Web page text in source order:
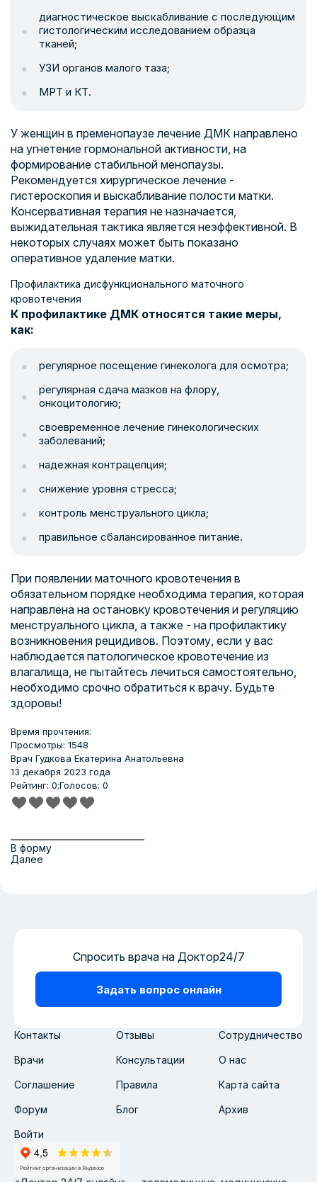
диагностическое выскабливание с последующим
гистологическим исследованием образца
тканей;
УЗИ органов малого таза;
МРТ и КТ.
У женщин в пременопаузе лечение ДМК направлено
на угнетение гормональной активности, на
формирование стабильной менопаузы.
Рекомендуется хирургическое лечение -
гистероскопия и выскабливание полости матки.
Консервативная терапия не назначается,
выжидательная тактика является неэффективной. В
некоторых случаях может быть показано
оперативное удаление матки.
Профилактика дисфункционального маточного
кровотечения
К профилактике ДМК относятся такие меры,
как:
регулярное посещение гинеколога для осмотра;
регулярная сдача мазков на флору,
онкоцитологию;
своевременное лечение гинекологических
заболеваний;
надежная контрацепция;
снижение уровня стресса;
контроль менструального цикла;
правильное сбалансированное питание.
При появлении маточного кровотечения в
обязательном порядке необходима терапия, которая
направлена на остановку кровотечения и регуляцию
менструального цикла, а также - на профилактику
возникновения рецидивов. Поэтому, если у вас
наблюдается патологическое кровотечение из
влагалища, не пытайтесь лечиться самостоятельно,
необходимо срочно обратиться к врачу. Будьте
здоровы!
Время прочтения:
Просмотры: 1548
Врач Гудкова Екатерина Анатольевна
13 декабря 2023 года
Рейтинг: 0;Голосов: 0
В форму
Далее
Контакты Отзывы Сотрудничество
Врачи Консультации О нас
Соглашение Правила Карта сайта
Форум Блог Архив
Войти
Спросить врача на Доктор24/7
Задать вопрос онлайн